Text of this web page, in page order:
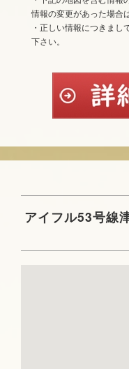
情報の変更があった場合
・正しい情報につきま
下さい。
アイフル53号線